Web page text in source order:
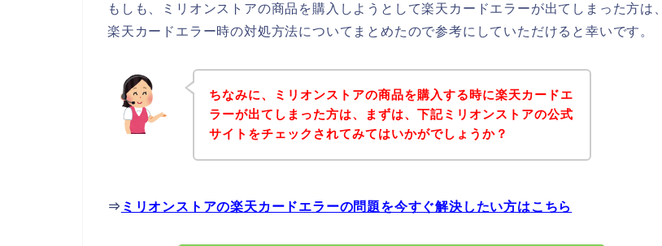
もしも、ミリオンストアの商品を購入しようとして楽天カードエラーが出てしまった方は、
楽天カードエラー時の対処方法についてまとめたので参考にしていただけると幸いです。
ちなみに、ミリオンストアの商品を購入する時に楽天カードエ
ラーが出てしまった方は、まずは、下記ミリオンストアの公式
サイトをチェックされてみてはいかがでしょうか？
⇒ ミリオンストアの楽天カードエラーの問題を今すぐ解決したい方はこちら